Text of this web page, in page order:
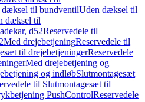
dæksel til bundventilUden dæksel til
dæksel til
d52Reservedele til
Med drejebetjeningReservedele til
til drejebetjeningerReservedele
Med drejebetjening og
og indløbSlutmontagesæt
til Slutmontagesæt til
PushControlReservedele